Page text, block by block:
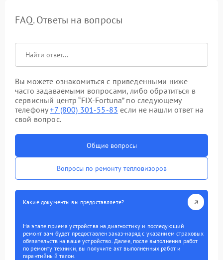
FAQ. Ответы на вопросы
Вы можете ознакомиться с приведенными ниже
часто задаваемыми вопросами, либо обратиться в
сервисный центр “FIX-Fortuna” по следующему
телефону+7 (800) 301-55-83 если не нашли ответ на
свой вопрос.
Общие вопросы
Вопросы по ремонту тепловизоров
Какие документы вы предоставляете?
На этапе приема устройства на диагностику и последующий
ремонт вам будет предоставлен заказ-наряд с указанием страховых
обязательств на ваше устройство. Далее, после выполнения работ
по ремонту техники, вы получите акт выполненных работ и
гарантийный талон.